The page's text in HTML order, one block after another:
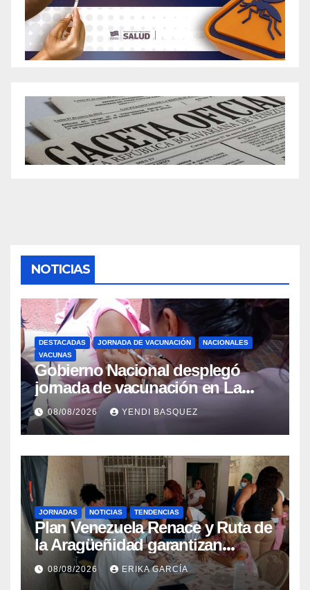
NOTICIAS
DESTACADAS JORNADA DE VACUNACIÓN
NACIONALES
VACUNAS
Gobierno Nacional desplegó
jornada de vacunación en La
Guaira para garantizar protección
epidemiológica
08/08/2026 YENDI BASQUEZ
JORNADAS NOTICIAS TENDENCIAS
Plan Venezuela Renace y Ruta de
la Aragüeñidad garantizan
atención médica integral en
Aragua
08/08/2026 ERIKA GARCÍA